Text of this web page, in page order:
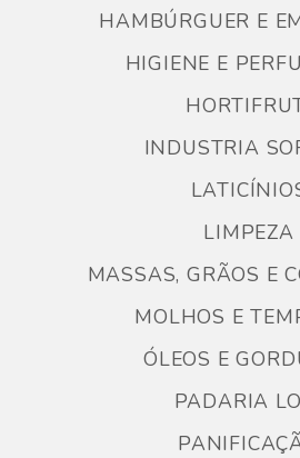
HAMBÚRGUER E
HIGIENE E
INDUSTRIA
LIMPEZA
MASSAS, GRÃOS E
MOLHOS E
ÓLEOS E
PADARIA